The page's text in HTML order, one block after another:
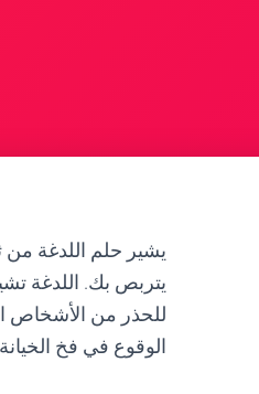
يشير حلم اللدغة من
يتربص بك. اللدغة
للحذر من الأشخاص
الوقوع في فخ